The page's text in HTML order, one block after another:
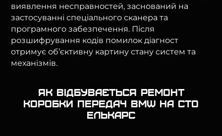
виявлення несправностей, заснований на
застосуванні спеціального сканера та
програмного забезпечення. Після
розшифрування кодів помилок діагност
отримує об’єктивну картину стану систем та
механізмів.
Як відбувається ремонт
коробки передач BMW на СТО
Елькарс